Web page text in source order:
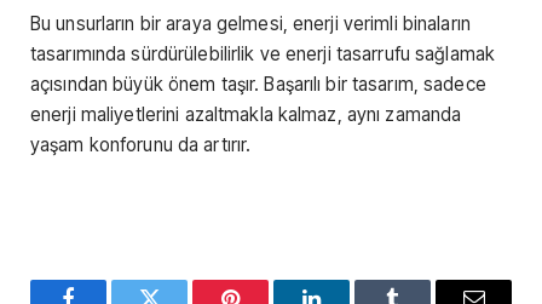
Bu unsurların bir araya gelmesi, enerji verimli binaların
tasarımında sürdürülebilirlik ve enerji tasarrufu sağlamak
açısından büyük önem taşır. Başarılı bir tasarım, sadece
enerji maliyetlerini azaltmakla kalmaz, aynı zamanda
yaşam konforunu da artırır.